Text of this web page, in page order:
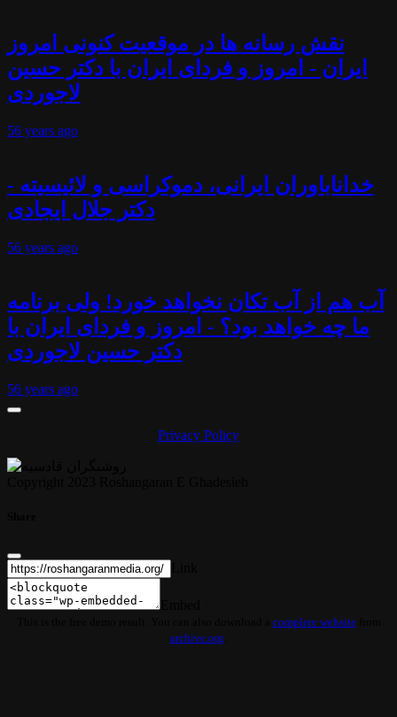
نقش رسانه ها در موقعیت کنونی امروز
ایران - امروز و فردای ایران با دکتر حسین
لاجوردی
56 years ago
خداناباوران ایرانی، دموکراسی و لائیسیته -
دکتر جلال ایجادی
56 years ago
آب هم از آب تکان نخواهد خورد! ولی برنامه
ما چه خواهد بود؟ - امروز و فردای ایران با
دکتر حسین لاجوردی
56 years ago
Privacy Policy
complete websitefrom
archive.org